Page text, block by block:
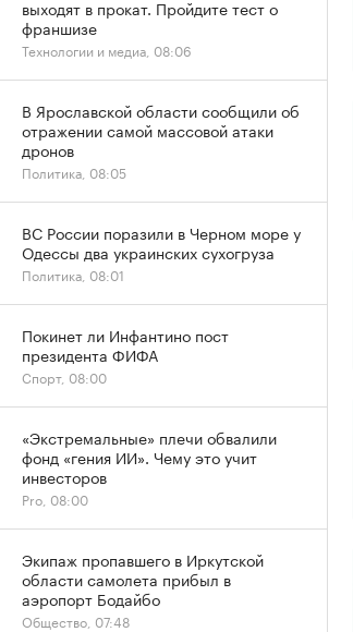
выходят в прокат. Пройдите тест о
франшизе
Технологии и медиа, 08:06
В Ярославской области сообщили об
отражении самой массовой атаки
дронов
Политика, 08:05
ВС России поразили в Черном море у
Одессы два украинских сухогруза
Политика, 08:01
Покинет ли Инфантино пост
президента ФИФА
Спорт, 08:00
«Экстремальные» плечи обвалили
фонд «гения ИИ». Чему это учит
инвесторов
Pro, 08:00
Экипаж пропавшего в Иркутской
области самолета прибыл в
аэропорт Бодайбо
Общество, 07:48